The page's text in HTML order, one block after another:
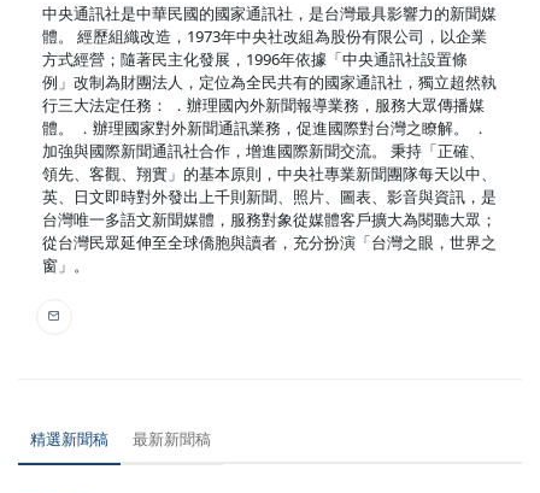
中央通訊社是中華民國的國家通訊社，是台灣最具影響力的新聞媒
體。 經歷組織改造，1973年中央社改組為股份有限公司，以企業
方式經營；隨著民主化發展，1996年依據「中央通訊社設置條
例」改制為財團法人，定位為全民共有的國家通訊社，獨立超然執
行三大法定任務： ．辦理國內外新聞報導業務，服務大眾傳播媒
體。 ．辦理國家對外新聞通訊業務，促進國際對台灣之瞭解。 ．
加強與國際新聞通訊社合作，增進國際新聞交流。 秉持「正確、
領先、客觀、翔實」的基本原則，中央社專業新聞團隊每天以中、
英、日文即時對外發出上千則新聞、照片、圖表、影音與資訊，是
台灣唯一多語文新聞媒體，服務對象從媒體客戶擴大為閱聽大眾；
從台灣民眾延伸至全球僑胞與讀者，充分扮演「台灣之眼，世界之
窗」。
精選新聞稿 最新新聞稿